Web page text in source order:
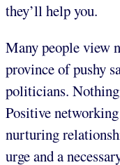
they’ll help you.
Many people view
province of pushy
politicians.
Positive
nurturing
urge and a